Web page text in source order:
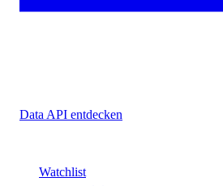
Data API entdecken
Watchlist